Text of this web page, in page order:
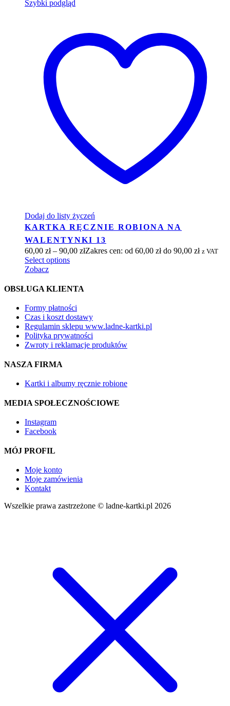
Szybki podgląd
Dodaj do listy życzeń
KARTKA RĘCZNIE ROBIONA NA
WALENTYNKI 13
60,00 zł – 90,00 złZakres cen: od 60,00 zł do 90,00 zł z VAT
Select options
Zobacz
OBSŁUGA KLIENTA
Formy płatności
Czas i koszt dostawy
Regulamin sklepu www.ladne-kartki.pl
Polityka prywatności
Zwroty i reklamacje produktów
NASZA FIRMA
Kartki i albumy ręcznie robione
MEDIA SPOŁECZNOŚCIOWE
Instagram
Facebook
MÓJ PROFIL
Moje konto
Moje zamówienia
Kontakt
Wszelkie prawa zastrzeżone © ladne-kartki.pl 2026